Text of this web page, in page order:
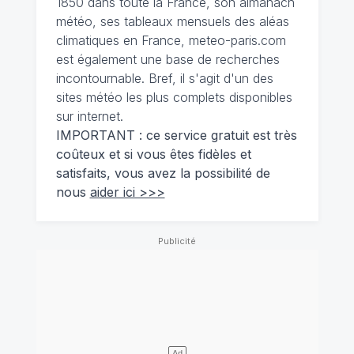
météo, ses tableaux mensuels des aléas
climatiques en France, meteo-paris.com
est également une base de recherches
incontournable. Bref, il s'agit d'un des
sites météo les plus complets disponibles
sur internet.
IMPORTANT : ce service gratuit est très
coûteux et si vous êtes fidèles et
satisfaits, vous avez la possibilité de
nous aider ici >>>